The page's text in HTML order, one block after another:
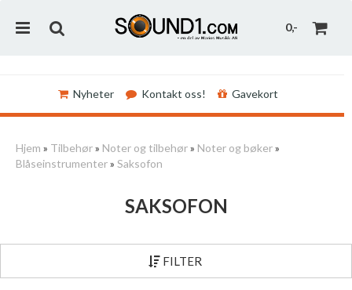
0,-
Nyheter Kontakt oss! Gavekort
Hjem » Tilbehør» Noter og tilbehør» Noter og bøker»
Blåseinstrumenter» Saksofon
SAKSOFON
FILTER